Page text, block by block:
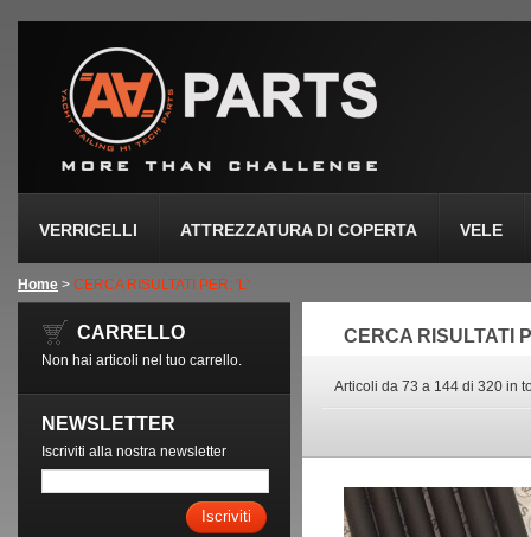
VERRICELLI ATTREZZATURA DI COPERTA VELE
Home > CERCA RISULTATI PER: 'L'
CERCA RISULTATI
Articoli da 73 a 144 di 320 in
CARRELLO
Non hai articoli nel tuo carrello.
NEWSLETTER
Iscriviti alla nostra newsletter
Iscriviti